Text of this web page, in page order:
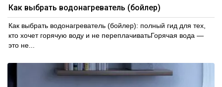
Как выбрать водонагреватель (бойлер)
Как выбрать водонагреватель (бойлер): полный гид для тех,
кто хочет горячую воду и не переплачиватьГорячая вода —
это не...